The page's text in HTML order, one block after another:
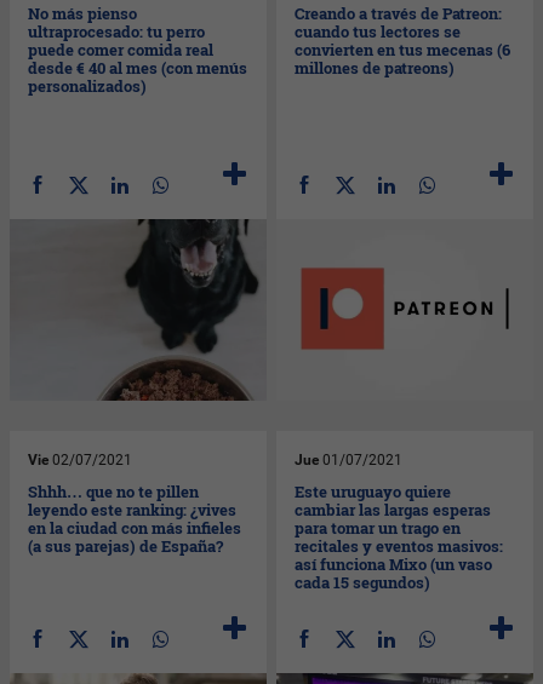
No más pienso
ultraprocesado: tu perro
puede comer comida real
desde € 40 al mes (con menús
personalizados)
Creando a través de Patreon:
cuando tus lectores se
convierten en tus mecenas (6
millones de patreons)
Vie 02/07/2021
Shhh… que no te pillen
leyendo este ranking: ¿vives
en la ciudad con más infieles
(a sus parejas) de España?
Jue 01/07/2021
Este uruguayo quiere
cambiar las largas esperas
para tomar un trago en
recitales y eventos masivos:
así funciona Mixo (un vaso
cada 15 segundos)